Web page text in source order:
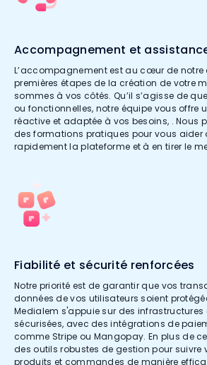
Accompagnement et
L’accompagnement est au cœur de notre
premières étapes de la création de votre
sommes à vos côtés. Qu’il s’agisse de
ou fonctionnelles, notre équipe vous offre
réactive et adaptée à vos besoins, . Nous
des formations pratiques pour vous aider
rapidement la plateforme et à en tirer le
Fiabilité et sécurité renforcées
Notre priorité est de garantir que vos
données de vos utilisateurs soient
Medialem s'appuie sur des infrastructures
sécurisées, avec des intégrations de
comme Stripe ou Mangopay. En plus de
des outils robustes de gestion pour suivre
produits et commandes de manière